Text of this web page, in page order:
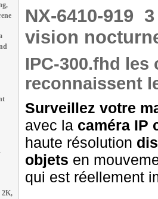
2K,
NX-6410-919
vision
IPC-300.fhd
reconnaissent
Surveillez votre
avec la caméra IP
haute résolution
objets en
qui est réellement